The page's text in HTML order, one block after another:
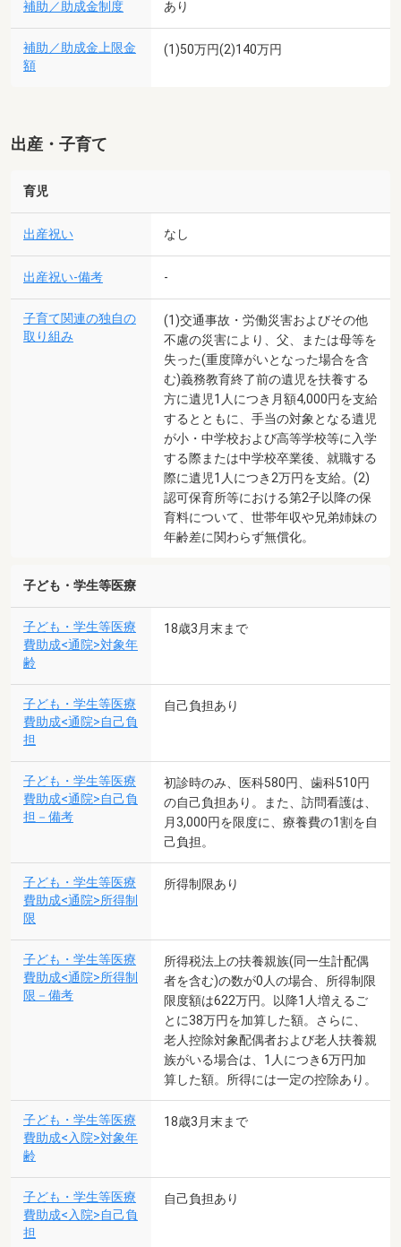
補助／助成金制度 あり
補助／助成金上限金
額
(1)50万円(2)140万円
出産・子育て
育児
出産祝い なし
出産祝い-備考 -
子育て関連の独自の
取り組み
(1)交通事故・労働災害およびその他
不慮の災害により、父、または母等を
失った(重度障がいとなった場合を含
む)義務教育終了前の遺児を扶養する
方に遺児1人につき月額4,000円を支給
するとともに、手当の対象となる遺児
が小・中学校および高等学校等に入学
する際または中学校卒業後、就職する
際に遺児1人につき2万円を支給。(2)
認可保育所等における第2子以降の保
育料について、世帯年収や兄弟姉妹の
年齢差に関わらず無償化。
子ども・学生等医療
子ども・学生等医療
費助成<通院>対象年
齢
18歳3月末まで
子ども・学生等医療
費助成<通院>自己負
担
自己負担あり
子ども・学生等医療
費助成<通院>自己負
担－備考
初診時のみ、医科580円、歯科510円
の自己負担あり。また、訪問看護は、
月3,000円を限度に、療養費の1割を自
己負担。
子ども・学生等医療
費助成<通院>所得制
限
所得制限あり
子ども・学生等医療
費助成<通院>所得制
限－備考
所得税法上の扶養親族(同一生計配偶
者を含む)の数が0人の場合、所得制限
限度額は622万円。以降1人増えるご
とに38万円を加算した額。さらに、
老人控除対象配偶者および老人扶養親
族がいる場合は、1人につき6万円加
算した額。所得には一定の控除あり。
子ども・学生等医療
費助成<入院>対象年
齢
18歳3月末まで
子ども・学生等医療
費助成<入院>自己負
担
自己負担あり